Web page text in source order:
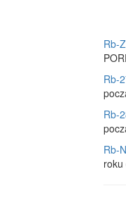
Rb-Z
Rb-
Rb-
Rb-